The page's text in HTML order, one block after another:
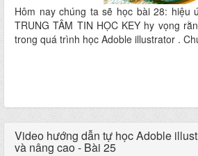
Hôm nay chúng ta sẽ học bài 28: hiệu
TRUNG TÂM TIN HỌC KEY hy vọng
trong quá trình học Adoble illustrator .
Video hướng dẫn tự học Adoble
và nâng cao - Bài 25